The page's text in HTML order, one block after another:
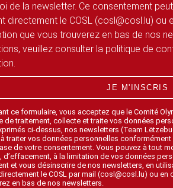
de la newsletter. Ce consentement
directement le COSL (cosl@cosl.lu) ou
que vous trouverez en bas de nos
veuillez consulter la politique de
JE M'INSCRIS
ce formulaire, vous acceptez que le Comité
de traitement, collecte et traite vos données
ci-dessus, nos newsletters (Team
traiter vos données personnelles conformément
de votre consentement. Vous pouvez à tout
d’effacement, à la limitation de vos données
et vous désinscrire de nos newsletters, en
le COSL par mail (cosl@cosl.lu) ou
en bas de nos newsletters.